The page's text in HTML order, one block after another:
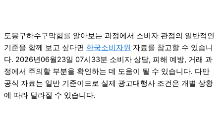
도봉구하수구막힘를 알아보는 과정에서 소비자 관점의 일반적인
기준을 함께 보고 싶다면 한국소비자원 자료를 참고할 수 있습니
다. 2026년06월23일 07시33분 소비자 상담, 피해 예방, 거래 과
정에서 주의할 부분을 확인하는 데 도움이 될 수 있습니다. 다만
공식 자료는 일반 기준이므로 실제 광고대행사 조건은 개별 상황
에 따라 달라질 수 있습니다.